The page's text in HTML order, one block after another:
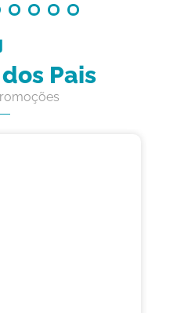
Pais